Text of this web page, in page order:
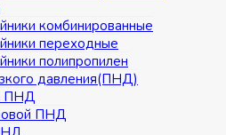
комбинированные
переходные
полипропилен
давления(ПНД)
ПНД
ПНД